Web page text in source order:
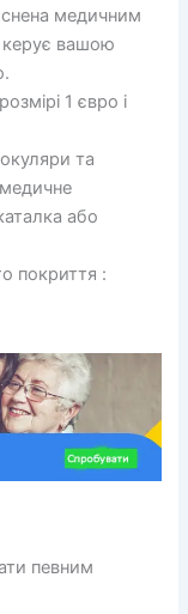
медичним
керує вашою
1 євро і
та
або
покриття :
певним